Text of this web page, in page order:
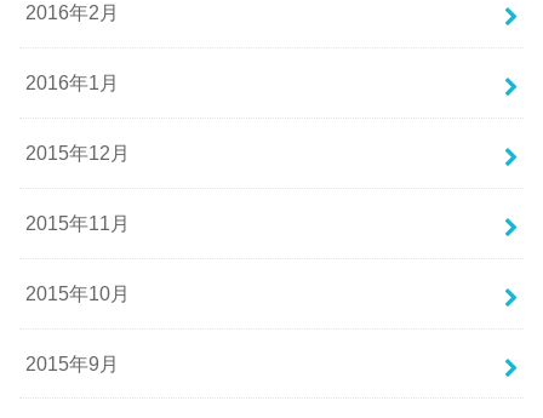
2016年2月
2016年1月
2015年12月
2015年11月
2015年10月
2015年9月